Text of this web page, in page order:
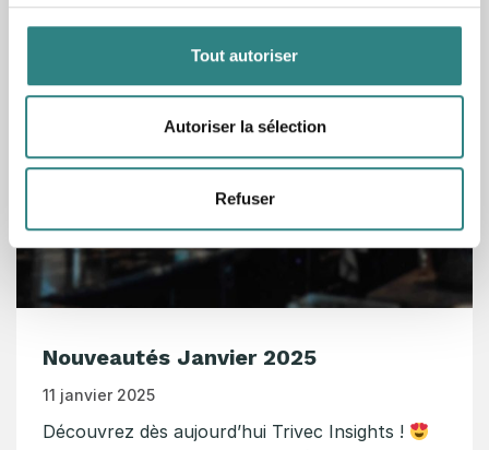
Tout autoriser
Autoriser la sélection
Refuser
Nouveautés Janvier 2025
11 janvier 2025
Découvrez dès aujourd’hui Trivec Insights !